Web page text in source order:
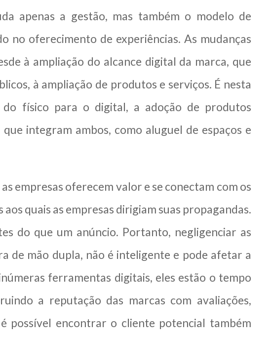
apenas a gestão, mas também o modelo de
no oferecimento de experiências. As mudanças
à ampliação do alcance digital da marca, que
à ampliação de produtos e serviços. É nesta
físico para o digital, a adoção de produtos
integram ambos, como aluguel de espaços e
empresas oferecem valor e se conectam com os
quais as empresas dirigiam suas propagandas.
do que um anúncio. Portanto, negligenciar as
de mão dupla, não é inteligente e pode afetar a
ferramentas digitais, eles estão o tempo
a reputação das marcas com avaliações,
possível encontrar o cliente potencial também